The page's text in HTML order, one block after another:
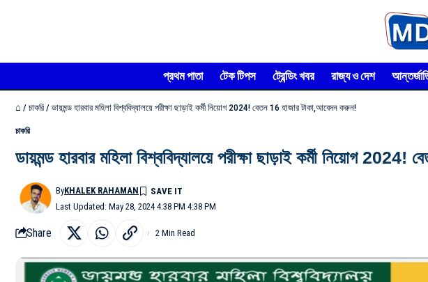
প্রথম পাতা টেক টিপস ট্রেন্ডিং খবর রাজ্য ও দেশ
⌂ / চাকরি / ডায়মন্ড হারবার মহিলা বিশ্ববিদ্যালয়ে পরীক্ষা ছাড়াই কর্মী নিয়োগ 2024! বেতন 16 হাজার টাকা,আবেদন করুন!
চাকরি
ডায়মন্ড হারবার মহিলা বিশ্ববিদ্যালয়ে পরীক্ষা ছাড়াই কর্মী নিয়োগ
Last Updated: May 28, 2024 4:38 PM 4:38 PM
ByKHALEK RAHAMAN
Share 2 Min Read